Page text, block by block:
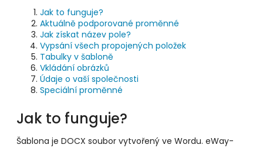
Jak to funguje?
Aktuálně podporované proměnné
Jak získat název pole?
Vypsání všech propojených položek
Tabulky v šabloně
Vkládání obrázků
Údaje o vaší společnosti
Speciální proměnné
Jak to funguje?
Šablona je DOCX soubor vytvořený ve Wordu. eWay-